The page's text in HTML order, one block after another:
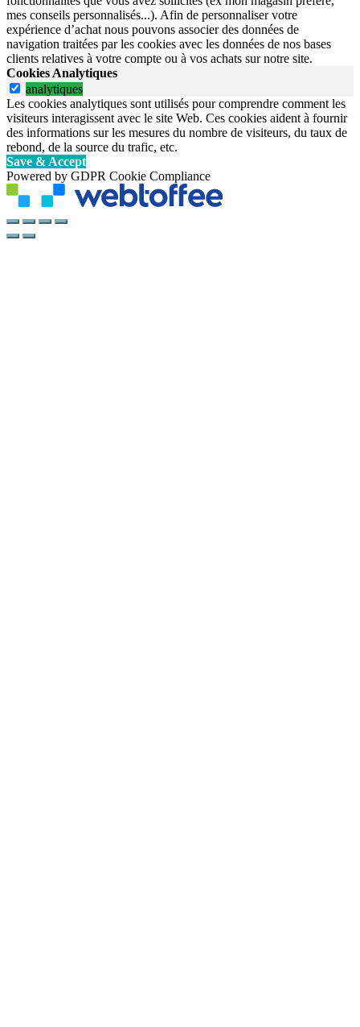
mes conseils personnalisés...). Afin de personnaliser votre
expérience d’achat nous pouvons associer des données de
navigation traitées par les cookies avec les données de nos bases
clients relatives à votre compte ou à vos achats sur notre site.
Cookies Analytiques
analytiques
Les cookies analytiques sont utilisés pour comprendre comment les
visiteurs interagissent avec le site Web. Ces cookies aident à fournir
des informations sur les mesures du nombre de visiteurs, du taux de
rebond, de la source du trafic, etc.
Save & Accept
Powered by GDPR Cookie Compliance